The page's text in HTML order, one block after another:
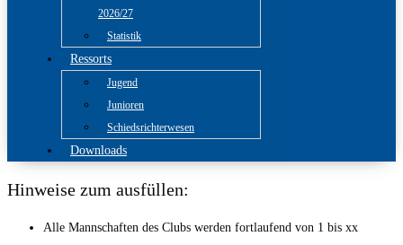
2026/27
Statistik
Ressorts
Jugend
Junioren
Schiedsrichterwesen
Downloads
Hinweise zum ausfüllen:
Alle Mannschaften des Clubs werden fortlaufend von 1 bis xx